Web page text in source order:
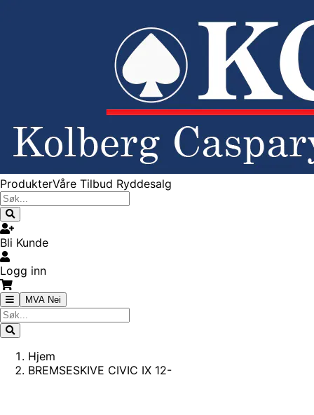
ProdukterVåre Tilbud Ryddesalg
Bli Kunde
Logg inn
MVA Nei
Hjem
BREMSESKIVE CIVIC IX 12-